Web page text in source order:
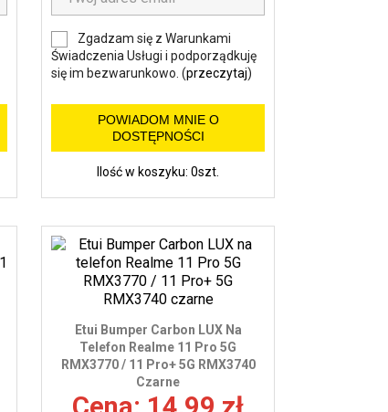
Zgadzam się z Warunkami
Świadczenia Usługi i podporządkuję
się im bezwarunkowo. (przeczytaj)
POWIADOM MNIE O
DOSTĘPNOŚCI
Ilość w koszyku: 0szt.
Etui Bumper Carbon LUX Na
Telefon Realme 11 Pro 5G
RMX3770 / 11 Pro+ 5G RMX3740
Czarne